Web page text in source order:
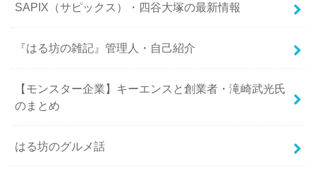
SAPIX（サピックス）・四谷大塚の最新情報
『はる坊の雑記』管理人・自己紹介
【モンスター企業】キーエンスと創業者・滝崎武光氏
のまとめ
はる坊のグルメ話